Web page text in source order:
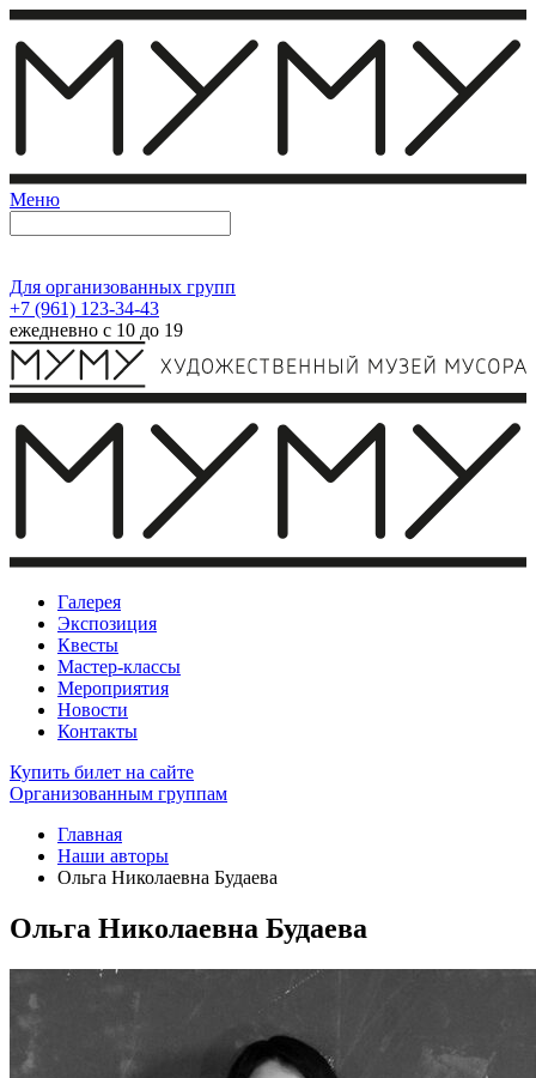
Меню
Для организованных групп
+7 (961) 123-34-43
ежедневно с 10 до 19
Галерея
Экспозиция
Квесты
Мастер-классы
Мероприятия
Новости
Контакты
Купить билет на сайте
Организованным группам
Главная
Наши авторы
Ольга Николаевна Будаева
Ольга Николаевна Будаева